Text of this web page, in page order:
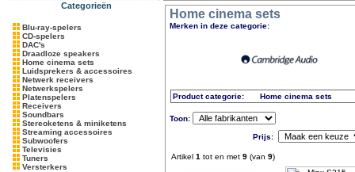
Categorieën
Blu-ray-spelers
CD-spelers
DAC's
Draadloze speakers
Home cinema sets
Luidsprekers & accessoires
Netwerk receivers
Netwerkspelers
Platenspelers
Receivers
Soundbars
Stereoketens & miniketens
Streaming accessoires
Subwoofers
Televisies
Tuners
Versterkers
Home cinema sets
Merken in deze categorie:
Product categorie: Home cinema sets
Toon:
Prijs:
Artikel 1 tot en met 9 (van 9)